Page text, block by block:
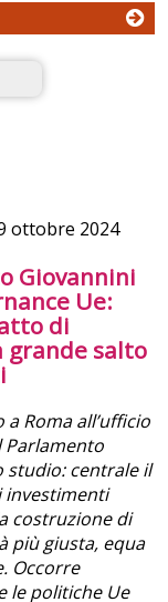
ottobre 2024
Giovannini
Ue:
di
salto
Roma all’ufficio
Parlamento
studio: centrale il
investimenti
costruzione di
più giusta, equa
Occorre
le politiche Ue